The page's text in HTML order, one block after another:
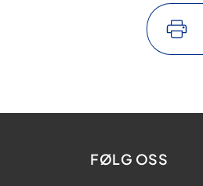
FØLG OSS